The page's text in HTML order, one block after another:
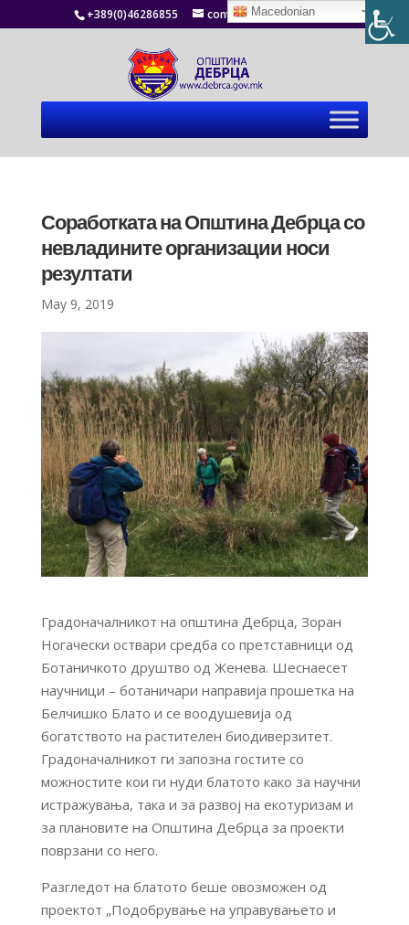
+389(0)46286855 contact@debrca.gov.mk
Соработката на Општина Дебрца со
невладините организации носи
резултати
May 9, 2019
Градоначалникот на општина Дебрца, Зоран
Ногачески оствари средба со претставници од
Ботаничкото друштво од Женева. Шеснаесет
научници – ботаничари направија прошетка на
Белчишко Блато и се воодушевија од
богатството на растителен биодиверзитет.
Градоначалникот ги запозна гостите со
можностите кои ги нуди блатото како за научни
истражувања, така и за развој на екотуризам и
за плановите на Општина Дебрца за проекти
поврзани со него.
Разгледот на блатото беше овозможен од
проектот „Подобрување на управувањето и
Macedonian